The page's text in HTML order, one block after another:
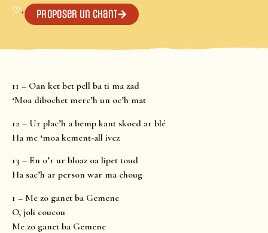
♡+ Proposer un chant
11 – Oan ket bet pell ba ti ma zad
‘Moa dibochet merc’h un oc’h mat
12 – Ur plac’h a bemp kant skoed ar blé
Ha me ‘moa kement-all ivez
13 – En o’r ur bloaz oa lipet toud
Ha sac’h ar person war ma choug
1 – Me zo ganet ba Gemene
O, joli coucou
Me zo ganet ba Gemene